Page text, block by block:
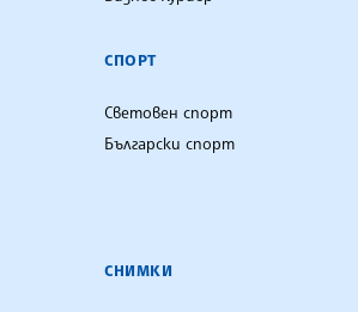
СПОРТ
Световен спорт
Български спорт
СНИМКИ